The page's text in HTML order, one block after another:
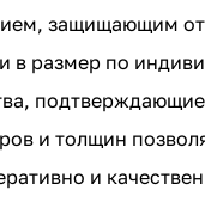
защищающим
в размер по
и толщин
и